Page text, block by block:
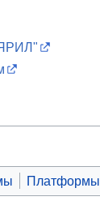
Платформы